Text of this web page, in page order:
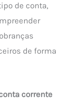
de conta,
de forma
corrente